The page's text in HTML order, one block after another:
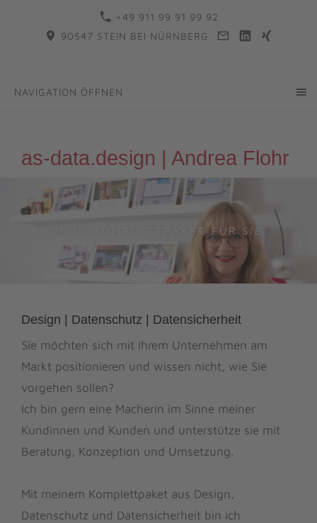
+49 911 99 91 99 92
90547 STEIN BEI NÜRNBERG
NAVIGATION ÖFFNEN
as-data.design | Andrea Flohr
MEIN KOMPLETTPAKET FÜR SIE
Design | Datenschutz | Datensicherheit
Sie möchten sich mit Ihrem Unternehmen am
Markt positionieren und wissen nicht, wie Sie
vorgehen sollen?
Ich bin gern eine Macherin im Sinne meiner
Kundinnen und Kunden und unterstütze sie mit
Beratung, Konzeption und Umsetzung.
Mit meinem Komplettpaket aus Design,
Datenschutz und Datensicherheit bin ich